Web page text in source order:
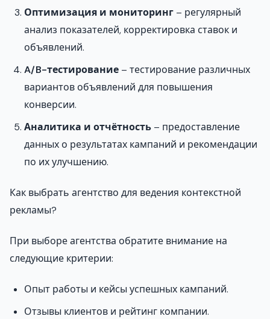
Оптимизация и мониторинг – регулярный
анализ показателей, корректировка ставок и
объявлений.
A/B-тестирование – тестирование различных
вариантов объявлений для повышения
конверсии.
Аналитика и отчётность – предоставление
данных о результатах кампаний и рекомендации
по их улучшению.
Как выбрать агентство для ведения контекстной
рекламы?
При выборе агентства обратите внимание на
следующие критерии:
Опыт работы и кейсы успешных кампаний.
Отзывы клиентов и рейтинг компании.